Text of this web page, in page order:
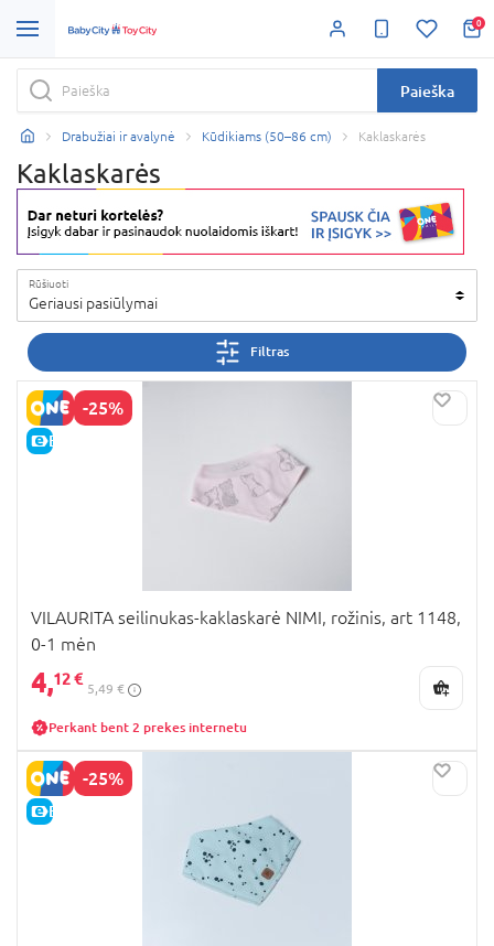
0
Paieška
Drabužiai ir avalynė Kūdikiams (50–86 cm) Kaklaskarės
Kaklaskarės
Rūšiuoti
Geriausi pasiūlymai
Filtras
-25%
E-KAINA
VILAURITA seilinukas-kaklaskarė NIMI, rožinis, art 1148,
0-1 mėn
4,12 €
5,49 €
Perkant bent 2 prekes internetu
-25%
E-KAINA